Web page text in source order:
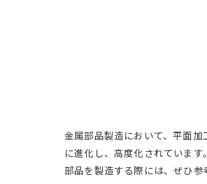
金属部品製造において、平面
に進化し、高度化されていま
部品を製造する際には、ぜひ参